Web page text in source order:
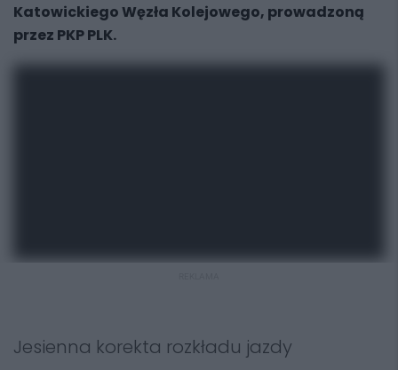
Katowickiego Węzła Kolejowego, prowadzoną
przez PKP PLK.
Jesienna korekta rozkładu jazdy